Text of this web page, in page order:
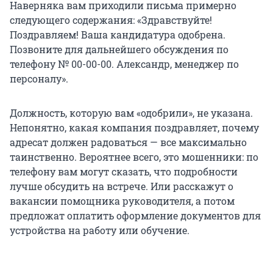
Наверняка вам приходили письма примерно
следующего содержания: «Здравствуйте!
Поздравляем! Ваша кандидатура одобрена.
Позвоните для дальнейшего обсуждения по
телефону № 00-00-00. Александр, менеджер по
персоналу».
Должность, которую вам «одобрили», не указана.
Непонятно, какая компания поздравляет, почему
адресат должен радоваться — все максимально
таинственно. Вероятнее всего, это мошенники: по
телефону вам могут сказать, что подробности
лучше обсудить на встрече. Или расскажут о
вакансии помощника руководителя, а потом
предложат оплатить оформление документов для
устройства на работу или обучение.